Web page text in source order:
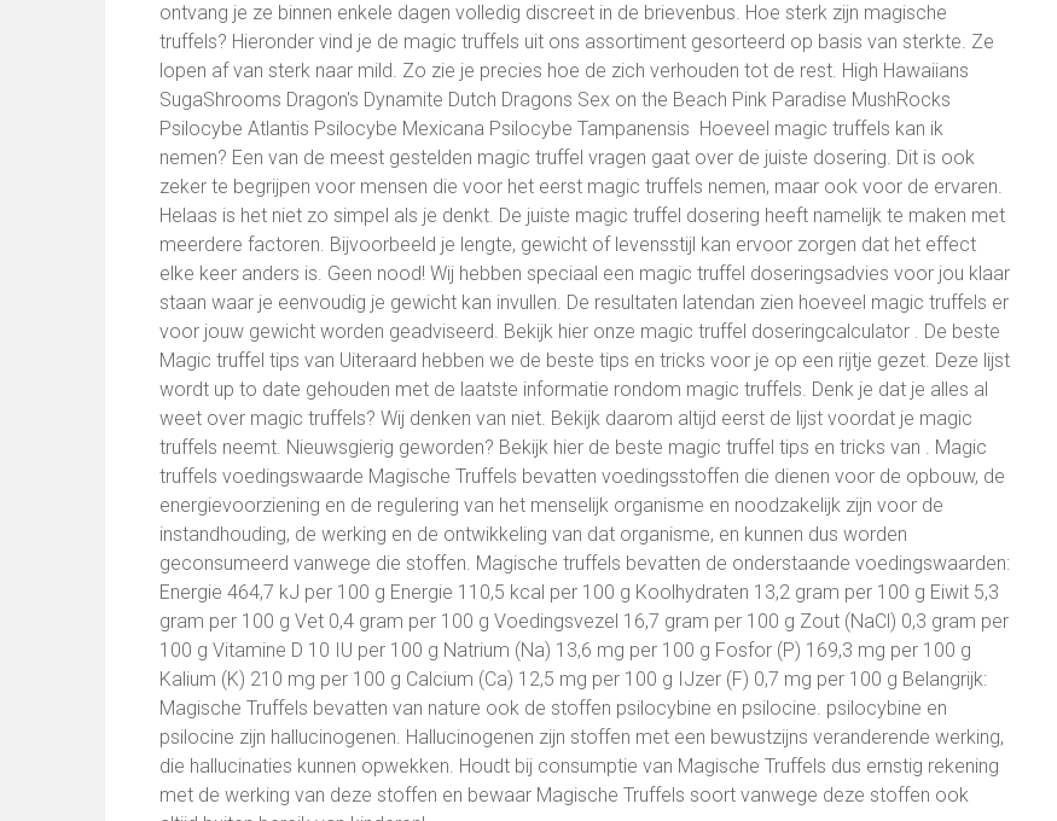
ontvang je ze binnen enkele dagen volledig discreet in de brievenbus. Hoe sterk zijn magische
truffels? Hieronder vind je de magic truffels uit ons assortiment gesorteerd op basis van sterkte. Ze
lopen af van sterk naar mild. Zo zie je precies hoe de zich verhouden tot de rest. High Hawaiians
SugaShrooms Dragon's Dynamite Dutch Dragons Sex on the Beach Pink Paradise MushRocks
Psilocybe Atlantis Psilocybe Mexicana Psilocybe Tampanensis Hoeveel magic truffels kan ik
nemen? Een van de meest gestelden magic truffel vragen gaat over de juiste dosering. Dit is ook
zeker te begrijpen voor mensen die voor het eerst magic truffels nemen, maar ook voor de ervaren.
Helaas is het niet zo simpel als je denkt. De juiste magic truffel dosering heeft namelijk te maken met
meerdere factoren. Bijvoorbeeld je lengte, gewicht of levensstijl kan ervoor zorgen dat het effect
elke keer anders is. Geen nood! Wij hebben speciaal een magic truffel doseringsadvies voor jou klaar
staan waar je eenvoudig je gewicht kan invullen. De resultaten latendan zien hoeveel magic truffels er
voor jouw gewicht worden geadviseerd. Bekijk hier onze magic truffel doseringcalculator . De beste
Magic truffel tips van Uiteraard hebben we de beste tips en tricks voor je op een rijtje gezet. Deze lijst
wordt up to date gehouden met de laatste informatie rondom magic truffels. Denk je dat je alles al
weet over magic truffels? Wij denken van niet. Bekijk daarom altijd eerst de lijst voordat je magic
truffels neemt. Nieuwsgierig geworden? Bekijk hier de beste magic truffel tips en tricks van . Magic
truffels voedingswaarde Magische Truffels bevatten voedingsstoffen die dienen voor de opbouw, de
energievoorziening en de regulering van het menselijk organisme en noodzakelijk zijn voor de
instandhouding, de werking en de ontwikkeling van dat organisme, en kunnen dus worden
geconsumeerd vanwege die stoffen. Magische truffels bevatten de onderstaande voedingswaarden:
Energie 464,7 kJ per 100 g Energie 110,5 kcal per 100 g Koolhydraten 13,2 gram per 100 g Eiwit 5,3
gram per 100 g Vet 0,4 gram per 100 g Voedingsvezel 16,7 gram per 100 g Zout (NaCl) 0,3 gram per
100 g Vitamine D 10 IU per 100 g Natrium (Na) 13,6 mg per 100 g Fosfor (P) 169,3 mg per 100 g
Kalium (K) 210 mg per 100 g Calcium (Ca) 12,5 mg per 100 g IJzer (F) 0,7 mg per 100 g Belangrijk:
Magische Truffels bevatten van nature ook de stoffen psilocybine en psilocine. psilocybine en
psilocine zijn hallucinogenen. Hallucinogenen zijn stoffen met een bewustzijns veranderende werking,
die hallucinaties kunnen opwekken. Houdt bij consumptie van Magische Truffels dus ernstig rekening
met de werking van deze stoffen en bewaar Magische Truffels soort vanwege deze stoffen ook